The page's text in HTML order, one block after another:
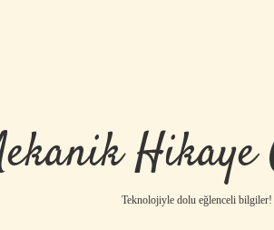
Hikaye
Teknolojiyle dolu eğlenceli bilgiler!